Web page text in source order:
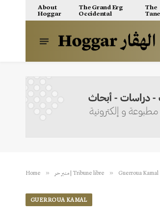
About
Hoggar
The Grand Erg
Occidental
The
Home » منبر حر | Tribune libre » Guerroua Kamal
GUERROUA KAMAL